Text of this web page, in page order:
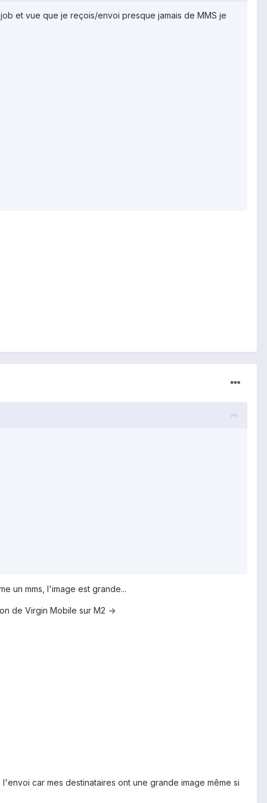
et vue que je reçois/envoi presque jamais de MMS je
un mms, l'image est grande...
de Virgin Mobile sur M2 ->
car mes destinataires ont une grande image même si